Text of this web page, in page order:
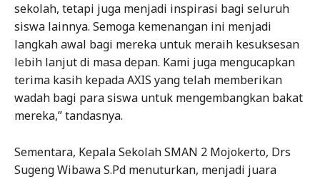
sekolah, tetapi juga menjadi inspirasi bagi seluruh
siswa lainnya. Semoga kemenangan ini menjadi
langkah awal bagi mereka untuk meraih kesuksesan
lebih lanjut di masa depan. Kami juga mengucapkan
terima kasih kepada AXIS yang telah memberikan
wadah bagi para siswa untuk mengembangkan bakat
mereka,” tandasnya.
Sementara, Kepala Sekolah SMAN 2 Mojokerto, Drs
Sugeng Wibawa S.Pd menuturkan, menjadi juara